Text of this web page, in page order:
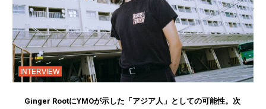
INTERVIEW
Ginger RootにYMOが示した「アジア人」としての可能性。次